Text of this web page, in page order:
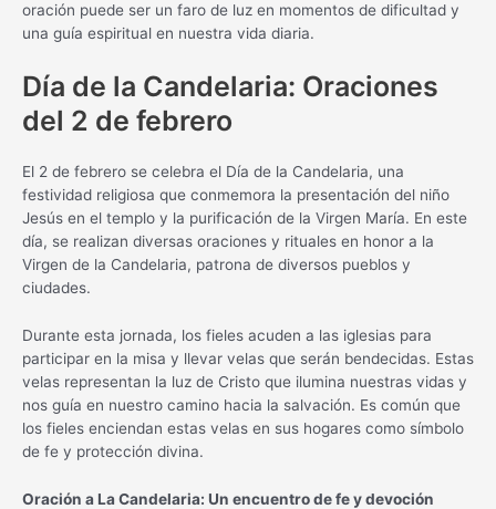
oración puede ser un faro de luz en momentos de dificultad y
una guía espiritual en nuestra vida diaria.
Día de la Candelaria: Oraciones
del 2 de febrero
El 2 de febrero se celebra el Día de la Candelaria, una
festividad religiosa que conmemora la presentación del niño
Jesús en el templo y la purificación de la Virgen María. En este
día, se realizan diversas oraciones y rituales en honor a la
Virgen de la Candelaria, patrona de diversos pueblos y
ciudades.
Durante esta jornada, los fieles acuden a las iglesias para
participar en la misa y llevar velas que serán bendecidas. Estas
velas representan la luz de Cristo que ilumina nuestras vidas y
nos guía en nuestro camino hacia la salvación. Es común que
los fieles enciendan estas velas en sus hogares como símbolo
de fe y protección divina.
Oración a La Candelaria: Un encuentro de fe y devoción